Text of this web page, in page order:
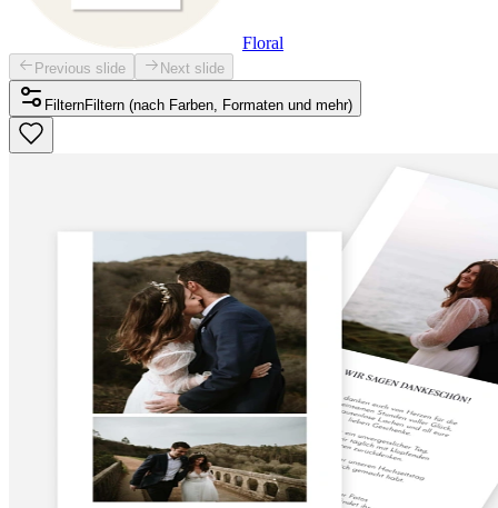
Floral
Previous slide Next slide
FilternFiltern (nach Farben, Formaten und mehr)